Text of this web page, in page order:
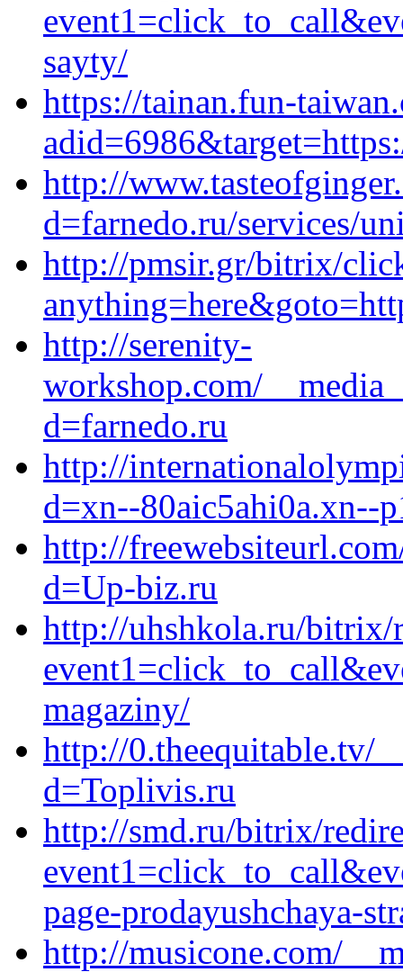
sayty/
https://tainan.fun-
http://
d=farnedo.ru/services/
http://pmsir.gr/bitrix/
http://serenity-
workshop.com/
d=farnedo.ru
http://
d=xn--80aic5ahi0a.xn--
http://
d=Up-biz.ru
http://uhshkola.ru/bitrix/
magaziny/
http://0.theequitable.tv/
d=Toplivis.ru
http://smd.ru/bitrix/
page-prodayushchaya-
http://musicone.com/